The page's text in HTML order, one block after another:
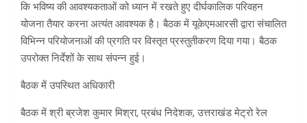
कि भविष्य की आवश्यकताओं को ध्यान में रखते हुए दीर्घकालिक परिवहन
योजना तैयार करना अत्यंत आवश्यक है। बैठक में यूकेएमआरसी द्वारा संचालित
विभिन्न परियोजनाओं की प्रगति पर विस्तृत प्रस्तुतीकरण दिया गया। बैठक
उपरोक्त निर्देशों के साथ संपन्न हुई।
बैठक में उपस्थित अधिकारी
बैठक में श्री ब्रजेश कुमार मिश्रा, प्रबंध निदेशक, उत्तराखंड मेट्रो रेल